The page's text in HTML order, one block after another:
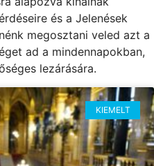
és a Jelenések
megosztani veled azt a
ad a mindennapokban,
lezárására.
KIEMELT